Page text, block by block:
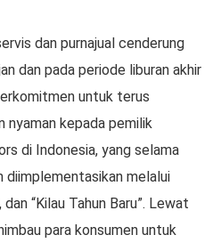
dan purnajual cenderung
dan pada periode liburan akhir
untuk terus
nyaman kepada pemilik
di Indonesia, yang selama
diimplementasikan melalui
dan “Kilau Tahun Baru”. Lewat
para konsumen untuk